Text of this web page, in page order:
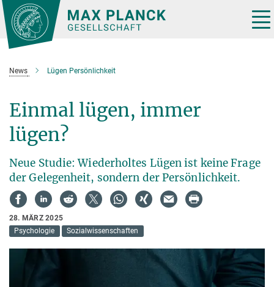
Hauptinhalt
News Lügen Persönlichkeit
Einmal lügen, immer
lügen?
Neue Studie: Wiederholtes Lügen ist keine Frage
der Gelegenheit, sondern der Persönlichkeit.
28. MÄRZ 2025
Psychologie
Sozialwissenschaften